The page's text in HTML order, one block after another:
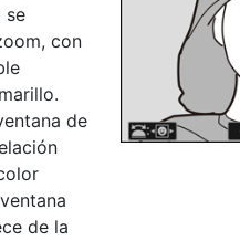
se
con
de
de la